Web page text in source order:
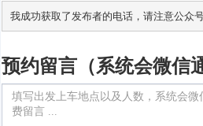
我成功获取了发布者的电话，请注意公众号
预约留言（系统会微信